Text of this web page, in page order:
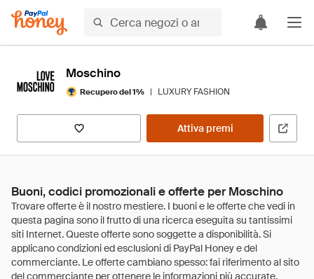
Moschino
Recupero del 1% | LUXURY FASHION
Attiva premi
Buoni, codici promozionali e offerte per Moschino